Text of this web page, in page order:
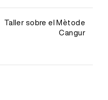
Taller sobre el Mètode
Cangur